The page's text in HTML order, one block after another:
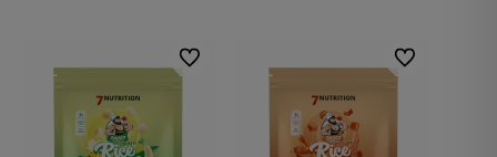
Do ulubionych Do ulubionych